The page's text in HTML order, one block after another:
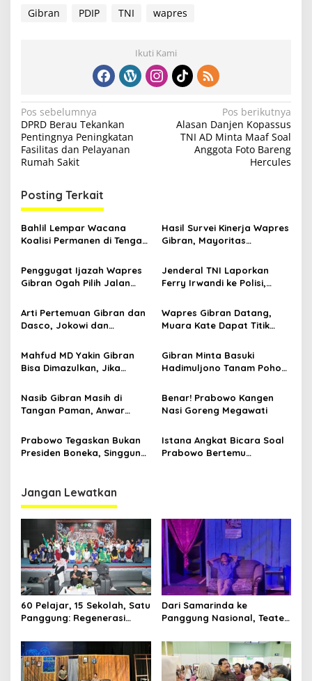
Gibran PDIP TNI wapres
Ikuti Kami
N
a
v
i
g
a
s
i
p
o
s
Pos sebelumnya
DPRD Berau Tekankan
Pentingnya Peningkatan
Fasilitas dan Pelayanan
Rumah Sakit
Pos berikutnya
Alasan Danjen Kopassus
TNI AD Minta Maaf Soal
Anggota Foto Bareng
Hercules
Posting Terkait
Bahlil Lempar Wacana
Koalisi Permanen di Tengah
PAN, PKB dan PDIP
Hasil Survei Kinerja Wapres
Gibran, Mayoritas
Penggugat Ijazah Wapres
Gibran Ogah Pilih Jalan
Jenderal TNI Laporkan
Ferry Irwandi ke Polisi,
Sama Panglima TNI
Arti Pertemuan Gibran dan
Dasco, Jokowi dan
Wapres Gibran Datang,
Muara Kate Dapat Titik
Ada Lagi Hauling di Jalan
Negara
Mahfud MD Yakin Gibran
Bisa Dimazulkan, Jika
Gibran Minta Basuki
Hadimuljono Tanam Pohon
IKN, Ada Apa?
Nasib Gibran Masih di
Tangan Paman, Anwar
Benar! Prabowo Kangen
Nasi Goreng Megawati
Prabowo Tegaskan Bukan
Presiden Boneka, Singgung
Istana Angkat Bicara Soal
Prabowo Bertemu
Jangan Lewatkan
60 Pelajar, 15 Sekolah, Satu
Panggung: Regenerasi
Jalannya
Dari Samarinda ke
Panggung Nasional, Teater
Kalimantan ke FTRN ISI
Yogyakarta